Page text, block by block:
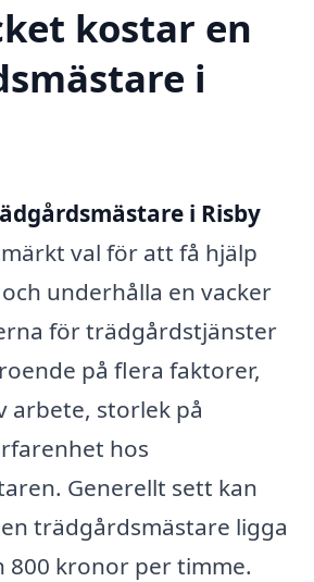
kostar en
i
i Risby
val för att få hjälp
underhålla en vacker
för trädgårdstjänster
på flera faktorer,
arbete, storlek på
hos
Generellt sett kan
trädgårdsmästare ligga
800 kronor per timme.